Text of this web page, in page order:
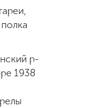
р-
1938